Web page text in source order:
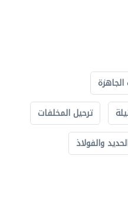
الجاهزة
ترحيل المخلفات
والفولاذ